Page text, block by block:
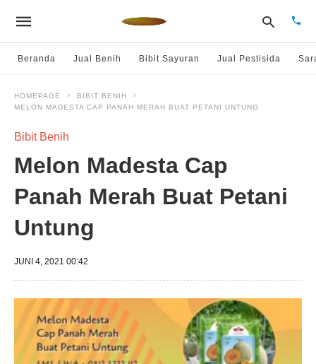
Beranda Jual Benih Bibit Sayuran Jual Pestisida
HOMEPAGE
BIBIT BENIH
MELON MADESTA CAP PANAH MERAH BUAT PETANI UNTUNG
Bibit Benih
Melon Madesta Cap
Panah Merah Buat Petani
Untung
JUNI 4, 2021 00:42